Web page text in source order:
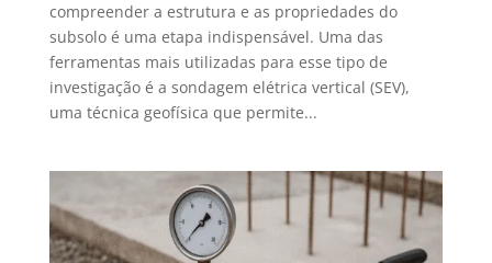
compreender a estrutura e as propriedades do
subsolo é uma etapa indispensável. Uma das
ferramentas mais utilizadas para esse tipo de
investigação é a sondagem elétrica vertical (SEV),
uma técnica geofísica que permite...